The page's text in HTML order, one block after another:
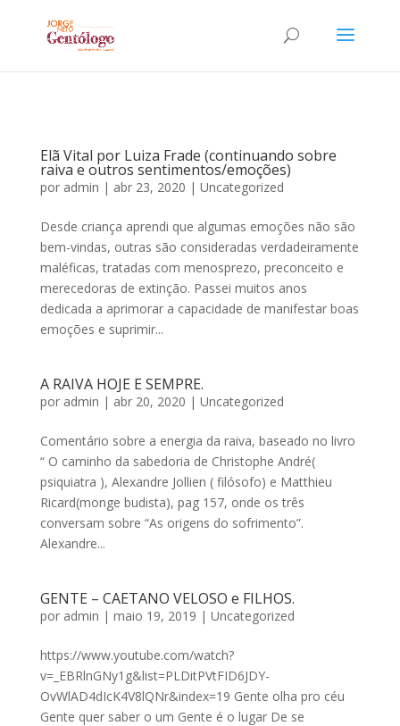
Elã Vital por Luiza Frade (continuando sobre
raiva e outros sentimentos/emoções)
por admin | abr 23, 2020 | Uncategorized
Desde criança aprendi que algumas emoções não são
bem-vindas, outras são consideradas verdadeiramente
maléficas, tratadas com menosprezo, preconceito e
merecedoras de extinção. Passei muitos anos
dedicada a aprimorar a capacidade de manifestar boas
emoções e suprimir...
A RAIVA HOJE E SEMPRE.
por admin | abr 20, 2020 | Uncategorized
Comentário sobre a energia da raiva, baseado no livro
“ O caminho da sabedoria de Christophe André(
psiquiatra ), Alexandre Jollien ( filósofo) e Matthieu
Ricard(monge budista), pag 157, onde os três
conversam sobre “As origens do sofrimento”.
Alexandre...
GENTE – CAETANO VELOSO e FILHOS.
por admin | maio 19, 2019 | Uncategorized
https://www.youtube.com/watch?
v=_EBRlnGNy1g&list=PLDitPVtFID6JDY-
OvWlAD4dIcK4V8lQNr&index=19 Gente olha pro céu
Gente quer saber o um Gente é o lugar De se